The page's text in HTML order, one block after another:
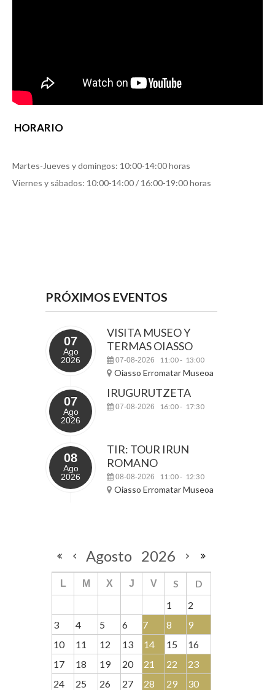
HORARIO
Martes-Jueves y domingos: 10:00-14:00 horas
Viernes y sábados: 10:00-14:00 / 16:00-19:00 horas
PRÓXIMOS EVENTOS
07
Ago
2026
VISITA MUSEO Y
TERMAS OIASSO
07-08-2026 11:00- 13:00
Oiasso Erromatar Museoa
07
Ago
2026
IRUGURUTZETA
07-08-2026 16:00- 17:30
08
Ago
2026
TIR: TOUR IRUN
ROMANO
08-08-2026 11:00- 12:30
Oiasso Erromatar Museoa
Agosto 2026
L M X J V S
D
1
2
3
4 5 6 7 8
9
10
11 12 13 14 15
16
17
18 19 20 21 22
23
24
25 26 27 28 29
30